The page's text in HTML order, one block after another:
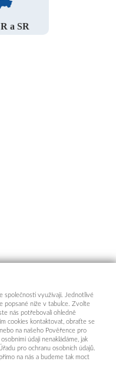
a SR
společnosti využívají. Jednotlivé
popsané níže v tabulce. Zvolte
nás potřebovali ohledně
cookies kontaktovat, obraťte se
na našeho Pověřence pro
údaji nenakládáme, jak
pro ochranu osobních údajů.
na nás a budeme tak moct